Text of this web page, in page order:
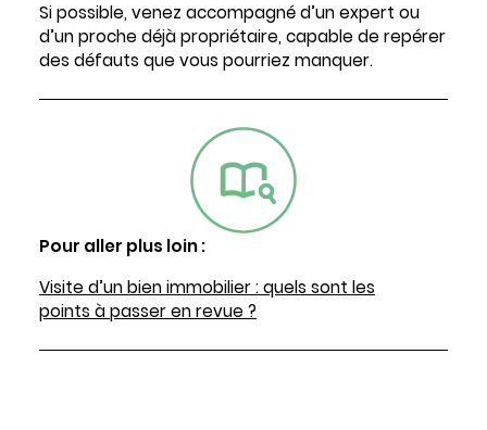
Si possible, venez accompagné d’un expert ou
d’un proche déjà propriétaire, capable de repérer
des défauts que vous pourriez manquer.
Pour aller plus loin :
Visite d’un bien immobilier : quels sont les
points à passer en revue ?